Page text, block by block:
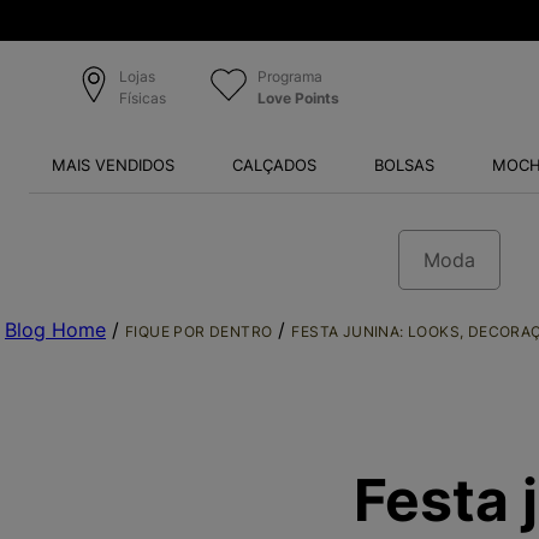
Lojas
Físicas
Programa
Love Points
MAIS VENDIDOS CALÇADOS BOLSAS
Moda
Blog Home / FIQUE POR DENTRO / FESTA JUNINA: LOOKS,
Festa